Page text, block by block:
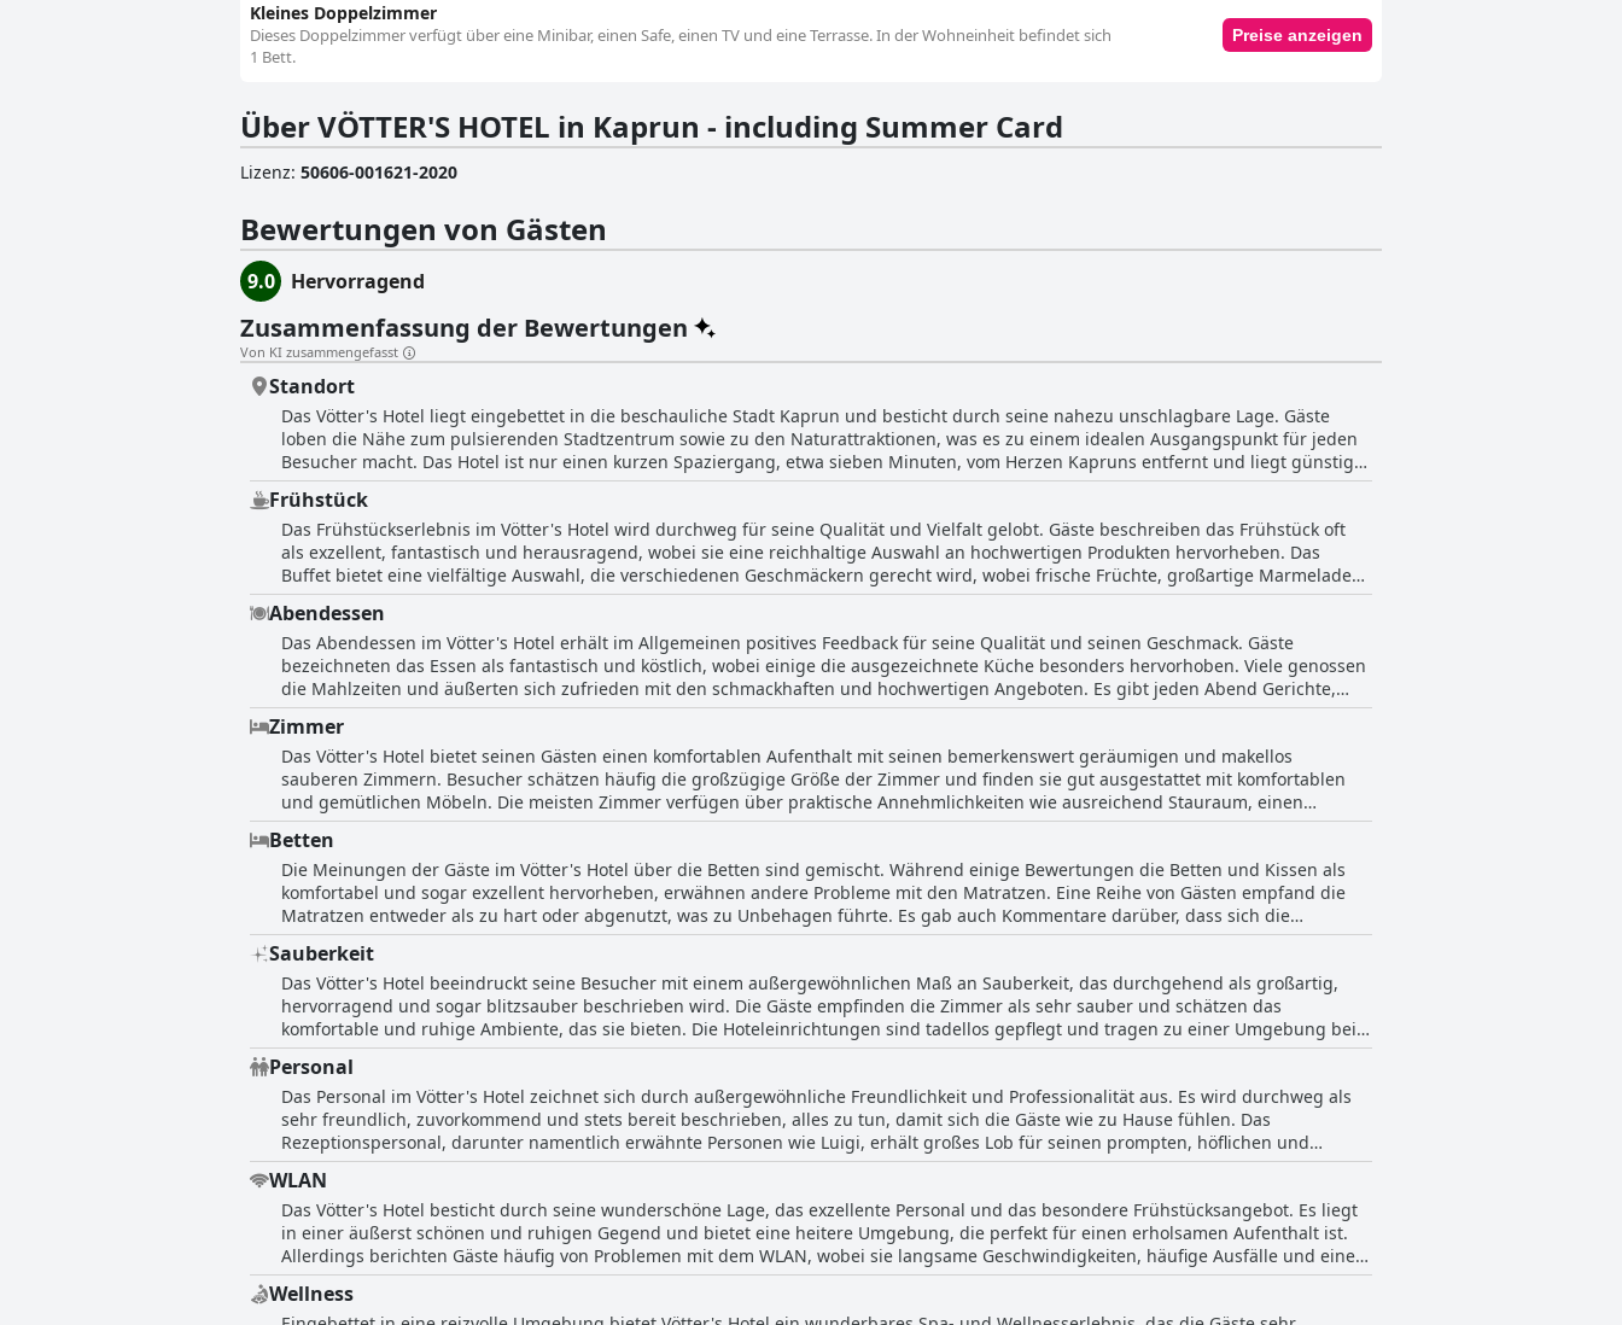
Kleines Doppelzimmer
Dieses Doppelzimmer verfügt über eine Minibar, einen Safe, einen TV und eine Terrasse. In der Wohneinheit befindet sich
1 Bett.
Preise anzeigen
Über VÖTTER'S HOTEL in Kaprun - including Summer Card
Lizenz: 50606-001621-2020
Bewertungen von Gästen
9.0 Hervorragend
Zusammenfassung der Bewertungen
Von KI zusammengefasst
Standort
Das Vötter's Hotel liegt eingebettet in die beschauliche Stadt Kaprun und besticht durch seine nahezu unschlagbare Lage. Gäste
loben die Nähe zum pulsierenden Stadtzentrum sowie zu den Naturattraktionen, was es zu einem idealen Ausgangspunkt für jeden
Besucher macht. Das Hotel ist nur einen kurzen Spaziergang, etwa sieben Minuten, vom Herzen Kapruns entfernt und liegt günstig
in der Nähe von Geschäften, der Skibushaltestelle und den Seilbahnen – perfekt für Wintersportler. Trotz seiner zentralen Lage
genießt das Hotel ein friedliches Ambiente, abseits der Hauptverkehrsstraße, und bietet einen ruhigen Rückzugsort mit malerischem
Bergblick von den Balkonen. Die geräumigen Zimmer verstärken die komfortable und gemütliche Atmosphäre, ideal zum Entspannen
nach einem aktiven Tag. Ob Sie ein Skiabenteuer oder einen Sommerurlaub planen, die strategische Lage des Hotels, eingebettet in
einer leichten Erhöhung, bietet sowohl Ruhe als auch einfachen Zugang zum pulsierenden Leben der Stadt und zu verschiedenen
Annehmlichkeiten.
Frühstück
Das Frühstückserlebnis im Vötter's Hotel wird durchweg für seine Qualität und Vielfalt gelobt. Gäste beschreiben das Frühstück oft
als exzellent, fantastisch und herausragend, wobei sie eine reichhaltige Auswahl an hochwertigen Produkten hervorheben. Das
Buffet bietet eine vielfältige Auswahl, die verschiedenen Geschmäckern gerecht wird, wobei frische Früchte, großartige Marmelade
und Joghurt oft als Highlights genannt werden. Gäste schätzen die durchdachte Zusammenstellung der Speisen, die sicherstellt,
dass für jeden etwas dabei ist, was das Frühstück zu einem angenehmen und bequemen Start in den Tag macht. Das freundliche
und aufmerksame Personal trägt zusätzlich zum Genuss der Mahlzeit bei. Auch wenn es ein paar Erwähnungen einer begrenzten
Auswahl gab, bleibt der Konsens überwiegend positiv. Insgesamt trägt das Frühstück im Vötter's Hotel mit seinem reichhaltigen,
köstlichen und frischen Angebot maßgeblich zu einem angenehmen und zufriedenstellenden Aufenthalt bei, der kaum Wünsche
offen lässt. Die Nähe des Hotels zu lokalen Sehenswürdigkeiten und seine exzellenten Speisemöglichkeiten tragen zu einem
bemerkenswerten Erlebnis für die Gäste bei.
Abendessen
Das Abendessen im Vötter's Hotel erhält im Allgemeinen positives Feedback für seine Qualität und seinen Geschmack. Gäste
bezeichneten das Essen als fantastisch und köstlich, wobei einige die ausgezeichnete Küche besonders hervorhoben. Viele genossen
die Mahlzeiten und äußerten sich zufrieden mit den schmackhaften und hochwertigen Angeboten. Es gibt jeden Abend Gerichte,
ergänzt durch eine täglich wechselnde Speisekarte, sodass es Gästen selten schwerfällt, ein schönes Essen zu finden. Einige Gäste
wiesen jedoch auf Verbesserungsmöglichkeiten hin. Die begrenzte Vielfalt der Speisekarte und das Fehlen einer Kinderkarte wurden
als Nachteile genannt. Einige Gäste fanden, dass das Abendessen ihre Erwartungen nicht ganz erfüllte, mit Kommentaren, dass die
Auswahl gering sei und einige Gerichte nicht überzeugend seien. Trotz dieser Kritik bleibt der Gesamteindruck positiv, da viele Gäste
die Qualität des Essens schätzen und ihre kulinarischen Erlebnisse im Hotel genießen.
Zimmer
Das Vötter's Hotel bietet seinen Gästen einen komfortablen Aufenthalt mit seinen bemerkenswert geräumigen und makellos
sauberen Zimmern. Besucher schätzen häufig die großzügige Größe der Zimmer und finden sie gut ausgestattet mit komfortablen
und gemütlichen Möbeln. Die meisten Zimmer verfügen über praktische Annehmlichkeiten wie ausreichend Stauraum, einen
praktischen Mini-Kühlschrank und bequeme Sitzecken. Das Hotel sorgt mit seiner ruhigen Umgebung und bequemen Betten für
Ruhe und einen erholsamen Schlaf. Einige Zimmer verfügen zudem über schöne Balkone mit malerischem Bergblick, die die ruhige
Atmosphäre noch verstärken. Obwohl die Duschgröße für manche etwas eng erscheinen mag, bleibt das gesamte Zimmererlebnis
sehr positiv. Die Sauberkeit und die Wartungsstandards sind durchweg hoch, was zum einladenden und hochwertigen Ambiente des
Hotels beiträgt. Die Gäste genießen auch zusätzliche Annehmlichkeiten wie einen kleinen Spa-Bereich und ein interessantes
Automobilmuseum, die den Aufenthalt noch angenehmer machen. Auch wenn einige Aspekte vielleicht nicht ganz auf dem neuesten
Stand erscheinen, hinterlassen die schönen und gut eingerichteten Zimmer einen bleibenden positiven Eindruck bei den Besuchern.
Betten
Die Meinungen der Gäste im Vötter's Hotel über die Betten sind gemischt. Während einige Bewertungen die Betten und Kissen als
komfortabel und sogar exzellent hervorheben, erwähnen andere Probleme mit den Matratzen. Eine Reihe von Gästen empfand die
Matratzen entweder als zu hart oder abgenutzt, was zu Unbehagen führte. Es gab auch Kommentare darüber, dass sich die
Einzelbetten auseinanderschoben, was das Schlaferlebnis beeinträchtigte. Insgesamt reicht das Feedback zu den Betten von sehr
komfortabel und lobenswert bis hin zu dem Punkt, dass sie die Komfortvorlieben einiger Gäste nicht erfüllen.
Sauberkeit
Das Vötter's Hotel beeindruckt seine Besucher mit einem außergewöhnlichen Maß an Sauberkeit, das durchgehend als großartig,
hervorragend und sogar blitzsauber beschrieben wird. Die Gäste empfinden die Zimmer als sehr sauber und schätzen das
komfortable und ruhige Ambiente, das sie bieten. Die Hoteleinrichtungen sind tadellos gepflegt und tragen zu einer Umgebung bei,
in der alles in Top-Zustand gehalten wird. Die Zimmer, einschließlich der Badezimmer, werden als ausreichend groß und sehr
ordentlich beschrieben. Das Hotel zeichnet sich auch durch seine schöne Atmosphäre und das sehr nette Personal aus, was das
Gesamterlebnis zusätzlich verbessert. Obwohl der Spa-Bereich möglicherweise etwas Unterstützung von der Rezeption benötigt, um
voll funktionsfähig zu sein, bleiben die hohen Sauberkeitsstandards im gesamten Hotel für viele Reisende ein Highlight.
Personal
Das Personal im Vötter's Hotel zeichnet sich durch außergewöhnliche Freundlichkeit und Professionalität aus. Es wird durchweg als
sehr freundlich, zuvorkommend und stets bereit beschrieben, alles zu tun, damit sich die Gäste wie zu Hause fühlen. Das
Rezeptionspersonal, darunter namentlich erwähnte Personen wie Luigi, erhält großes Lob für seinen prompten, höflichen und
hilfsbereiten Service. Die Gäste schätzen die herzliche, respektvolle und aufmerksame Art des gesamten Teams. Die Kompetenz und
das zuvorkommende Auftreten der jungen Damen an der Rezeption werden häufig hervorgehoben und tragen zur ungezwungenen,
aber professionellen Atmosphäre des Hotels bei. Insgesamt sind die herausragenden Leistungen des Personals in Bezug auf Service,
die Reaktion auf die Bedürfnisse der Gäste und ihre Freude daran, jeden Aufenthalt zu einem angenehmen Erlebnis zu machen,
wichtige Höhepunkte in den Bewertungen.
WLAN
Das Vötter's Hotel besticht durch seine wunderschöne Lage, das exzellente Personal und das besondere Frühstücksangebot. Es liegt
in einer äußerst schönen und ruhigen Gegend und bietet eine heitere Umgebung, die perfekt für einen erholsamen Aufenthalt ist.
Allerdings berichten Gäste häufig von Problemen mit dem WLAN, wobei sie langsame Geschwindigkeiten, häufige Ausfälle und eine
unzuverlässige Leistung in den Zimmern erwähnen. Obwohl die Lage und die Dienstleistungen lobenswert sind, könnten diejenigen,
die einen zuverlässigen Internetzugang benötigen, diesen Aspekt als mangelhaft empfinden. Auch die Wassertemperatur des
Wellness